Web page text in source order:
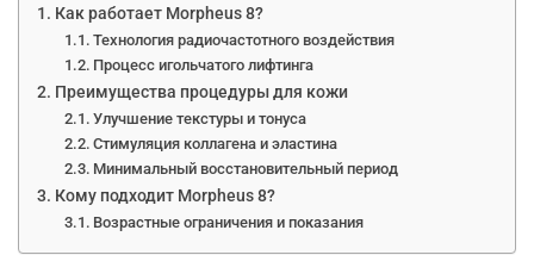
Как работает Morpheus 8?
Технология радиочастотного воздействия
Процесс игольчатого лифтинга
Преимущества процедуры для кожи
Улучшение текстуры и тонуса
Стимуляция коллагена и эластина
Минимальный восстановительный период
Кому подходит Morpheus 8?
Возрастные ограничения и показания